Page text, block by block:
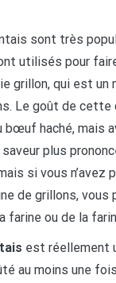
sont très
utilisés pour
grillon, qui est un
Le goût de
bœuf haché, mais
plus
si vous n’avez
de grillons, vous
farine ou de la
est réellement
au moins une